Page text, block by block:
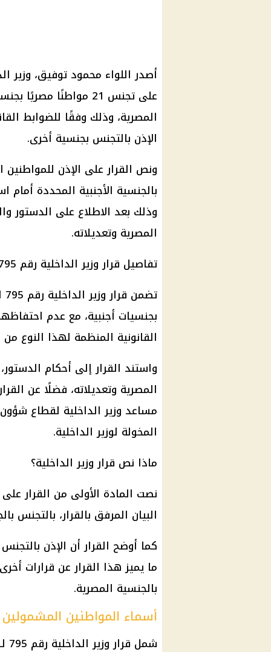
على تجنس 21 مواطنًا
المصرية، وذلك وفقًا للضوابط
الإذن بالتجنس بجنسية أخرى.
ونص القرار على الإذن
بالجنسية الأجنبية المحددة
المصرية وتعديلاته.
تفاصيل قرار وزير الداخلية رقم 795 لسنة 2026
بجنسيات أجنبية، مع عدم
القانونية المنظمة لهذا النوع من
مساعد وزير الداخلية لقطاع
المخولة لوزير الداخلية.
ماذا نص قرار وزير الداخلية؟
البيان المرفق بالقرار،
كما أوضح القرار أن الإذن
ما يميز هذا القرار عن قرارات
بالجنسية المصرية.
أسماء المواطنين المشمولين